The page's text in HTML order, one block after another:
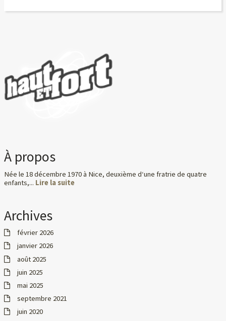
À propos
Née le 18 décembre 1970 à Nice, deuxième d‘une fratrie de quatre
enfants,... Lire la suite
Archives
février 2026
janvier 2026
août 2025
juin 2025
mai 2025
septembre 2021
juin 2020